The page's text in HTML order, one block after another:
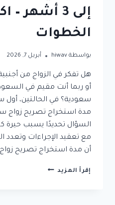
إلى 3 أشهر
الخطوات
بواسطة hiwav أبريل 7, 2026
هل تفكر في الزواج من
أو ربما أنت مقيم في
سعودية؟ في الحالتين،
مدة استخراج تصريح زواج
السؤال تحديدًا يسبب حيرة
مع تعقيد الإجراءات وتعدد
أن مدة استخراج تصريح
إقرأ المزيد كم